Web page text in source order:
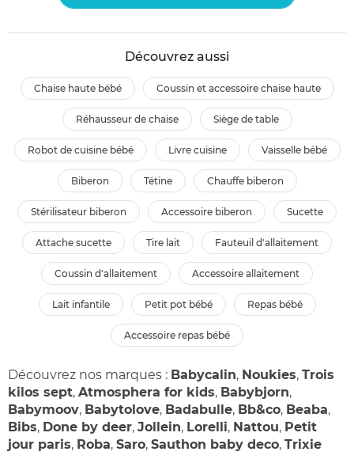
Découvrez aussi
chaise haute bébé coussin et accessoire chaise haute
réhausseur de chaise siège de table
robot de cuisine bébé livre cuisine vaisselle bébé
biberon tétine chauffe biberon
stérilisateur biberon accessoire biberon sucette
attache sucette tire lait fauteuil d'allaitement
coussin d'allaitement accessoire allaitement
lait infantile petit pot bébé repas bébé
accessoire repas bébé
Découvrez nos marques : Babycalin, Noukies, Trois
kilos sept, Atmosphera for kids, Babybjorn,
Babymoov, Babytolove, Badabulle, Bb&co, Beaba,
Bibs, Done by deer, Jollein, Lorelli, Nattou, Petit
jour paris, Roba, Saro, Sauthon baby deco, Trixie